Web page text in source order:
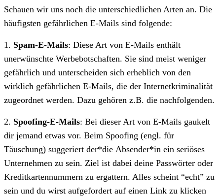
Schauen wir uns noch die unterschiedlichen Arten an. Die
häufigsten gefährlichen E-Mails sind folgende:
1. Spam-E-Mails: Diese Art von E-Mails enthält
unerwünschte Werbebotschaften. Sie sind meist weniger
gefährlich und unterscheiden sich erheblich von den
wirklich gefährlichen E-Mails, die der Internetkriminalität
zugeordnet werden. Dazu gehören z.B. die nachfolgenden.
2. Spoofing-E-Mails: Bei dieser Art von E-Mails gaukelt
dir jemand etwas vor. Beim Spoofing (engl. für
Täuschung) suggeriert der*die Absender*in ein seriöses
Unternehmen zu sein. Ziel ist dabei deine Passwörter oder
Kreditkartennummern zu ergattern. Alles scheint “echt” zu
sein und du wirst aufgefordert auf einen Link zu klicken